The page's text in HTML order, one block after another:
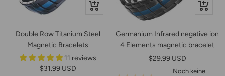
Schnellansicht
Double Row Titanium Steel
Magnetic Bracelets
11 reviews
Angebotspreis
$31.99 USD
In
Germanium Infrared negative ion
4 Elements magnetic bracelet
Angebotspreis
$29.99 USD
Noch keine